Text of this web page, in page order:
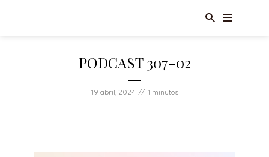
PODCAST 307-02
19 abril, 2024 1 minutos